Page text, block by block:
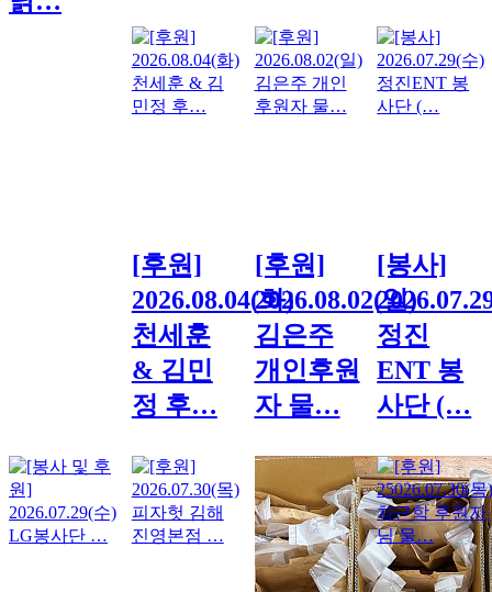
[후원]
2026.08.04(화)
천세훈
& 김민
정 후…
[후원]
2026.08.02(일)
김은주
개인후원
자 물…
[봉사]
정진
ENT 봉
사단 (…